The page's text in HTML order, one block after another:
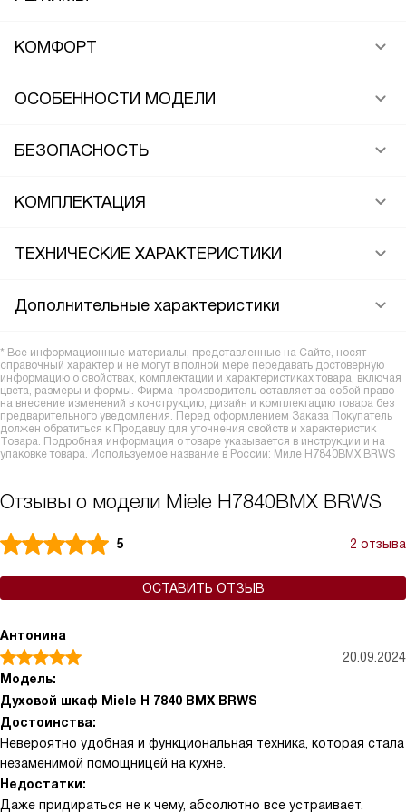
КОМФОРТ
ОСОБЕННОСТИ МОДЕЛИ
БЕЗОПАСНОСТЬ
КОМПЛЕКТАЦИЯ
ТЕХНИЧЕСКИЕ ХАРАКТЕРИСТИКИ
Дополнительные характеристики
* Все информационные материалы, представленные на Сайте, носят
справочный характер и не могут в полной мере передавать достоверную
информацию о свойствах, комплектации и характеристиках товара, включая
цвета, размеры и формы. Фирма-производитель оставляет за собой право
на внесение изменений в конструкцию, дизайн и комплектацию товара без
предварительного уведомления. Перед оформлением Заказа Покупатель
должен обратиться к Продавцу для уточнения свойств и характеристик
Товара. Подробная информация о товаре указывается в инструкции и на
упаковке товара. Используемое название в России: Миле H7840BMX BRWS
Отзывы о модели Miele H7840BMX BRWS
5 2 отзыва
ОСТАВИТЬ ОТЗЫВ
Антонина
20.09.2024
Модель:
Духовой шкаф Miele H 7840 BMX BRWS
Достоинства:
Невероятно удобная и функциональная техника, которая стала
незаменимой помощницей на кухне.
Недостатки:
Даже придираться не к чему, абсолютно все устраивает.